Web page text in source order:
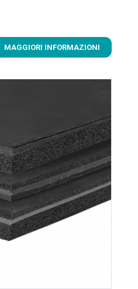
MAGGIORI INFORMAZIONI